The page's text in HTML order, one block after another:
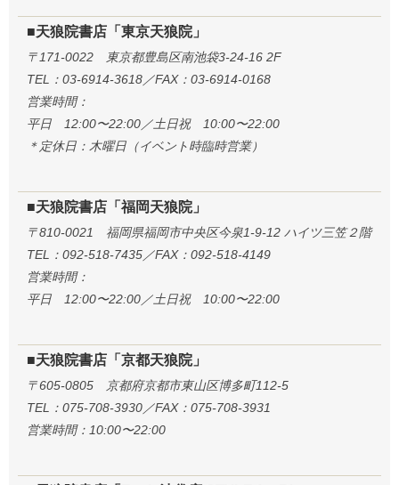
■天狼院書店「東京天狼院」
〒171-0022 東京都豊島区南池袋3-24-16 2F
TEL：03-6914-3618／FAX：03-6914-0168
営業時間：
平日 12:00〜22:00／土日祝 10:00〜22:00
＊定休日：木曜日（イベント時臨時営業）
■天狼院書店「福岡天狼院」
〒810-0021 福岡県福岡市中央区今泉1-9-12 ハイツ三笠２階
TEL：092-518-7435／FAX：092-518-4149
営業時間：
平日 12:00〜22:00／土日祝 10:00〜22:00
■天狼院書店「京都天狼院」
〒605-0805 京都府京都市東山区博多町112-5
TEL：075-708-3930／FAX：075-708-3931
営業時間：10:00〜22:00